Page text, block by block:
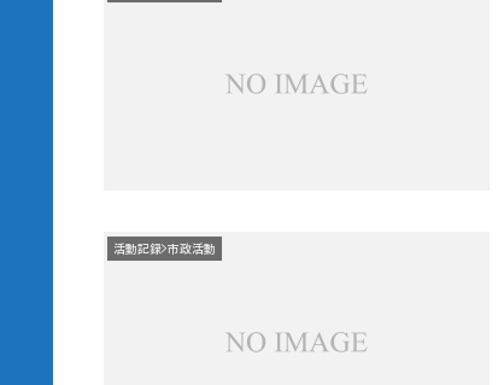
活動記録>市政活動